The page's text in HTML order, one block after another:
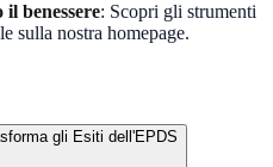
benessere: Scopri gli strumenti
sulla nostra homepage.
gli Esiti dell'EPDS